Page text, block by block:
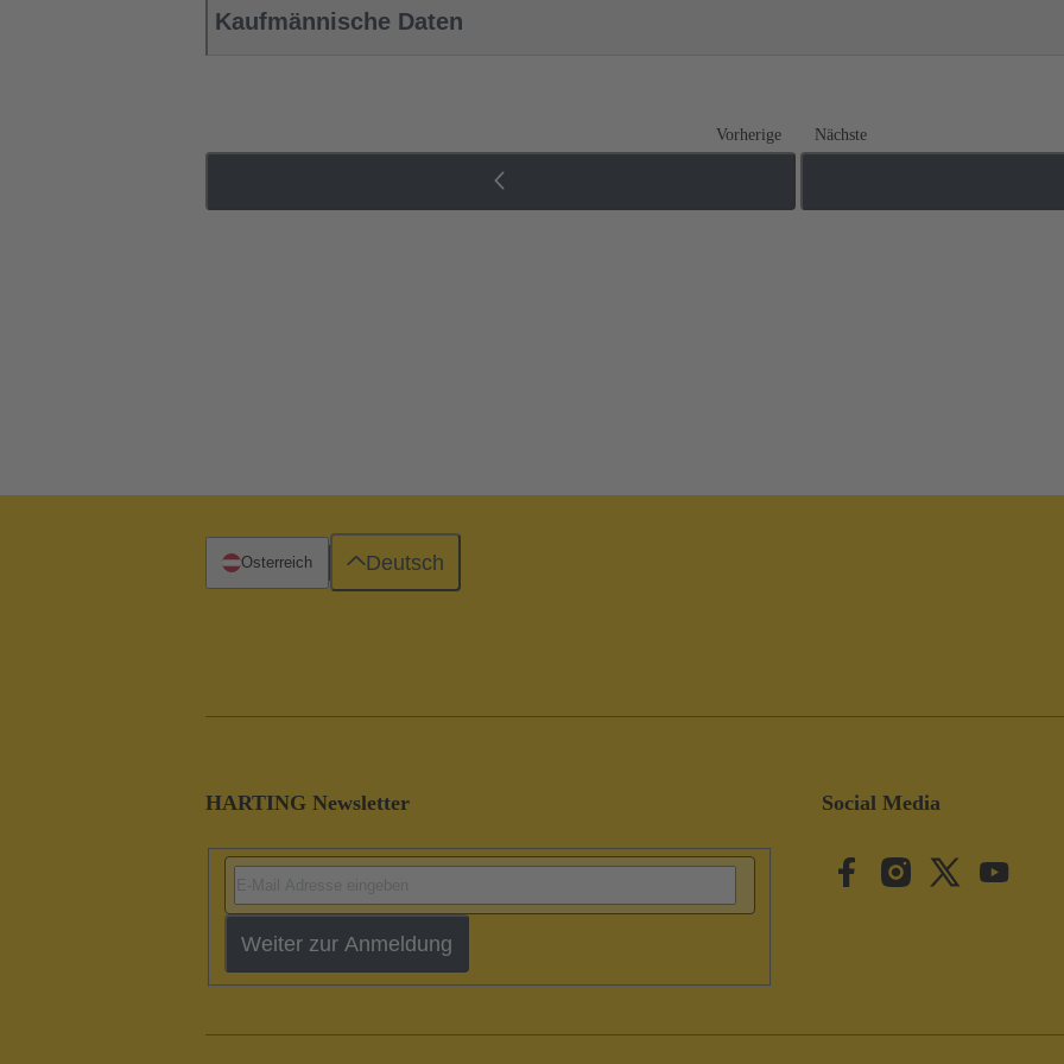
Kaufmännische Daten
Vorherige Nächste
HARTING Newsletter
Weiter zur Anmeldung
Social Media
Österreich Deutsch